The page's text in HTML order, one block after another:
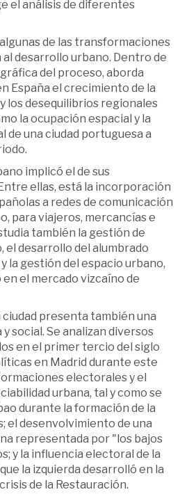
el análisis de diferentes
de las transformaciones
desarrollo urbano. Dentro de
del proceso, aborda
España el crecimiento de la
los desequilibrios regionales
la ocupación espacial y la
de una ciudad portuguesa a
implicó el de sus
ellas, está la incorporación
a redes de comunicación
para viajeros, mercancías e
también la gestión de
el desarrollo del alumbrado
la gestión del espacio urbano,
el mercado vizcaíno de
presenta también una
social. Se analizan diversos
en el primer tercio del siglo
en Madrid durante este
electorales y el
urbana, tal y como se
durante la formación de la
el desenvolvimiento de una
representada por "los bajos
y la influencia electoral de la
la izquierda desarrolló en la
de la Restauración.